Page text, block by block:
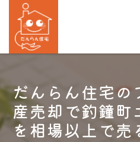
だんらん住宅の
産売却で釣鐘町
を相場以上で売